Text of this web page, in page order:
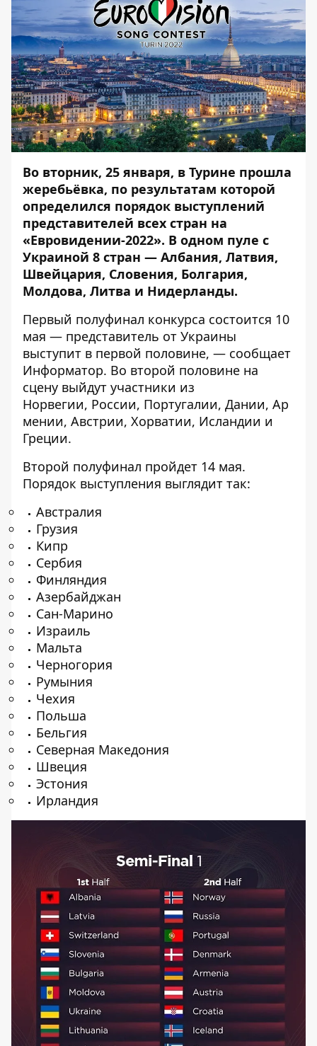
Во вторник, 25 января, в Турине прошла
жеребьёвка, по результатам которой
определился порядок выступлений
представителей всех стран на
«Евровидении-2022». В одном пуле с
Украиной 8 стран — Албания, Латвия,
Швейцария, Словения, Болгария,
Молдова, Литва и Нидерланды.
Первый полуфинал конкурса состоится 10
мая — представитель от Украины
выступит в первой половине, — сообщает
Информатор. Во второй половине на
сцену выйдут участники из
Норвегии, России, Португалии, Дании, Ар
мении, Австрии, Хорватии, Исландии и
Греции.
Второй полуфинал пройдет 14 мая.
Порядок выступления выглядит так:
Австралия
Грузия
Кипр
Сербия
Финляндия
Азербайджан
Сан-Марино
Израиль
Мальта
Черногория
Румыния
Чехия
Польша
Бельгия
Северная Македония
Швеция
Эстония
Ирландия